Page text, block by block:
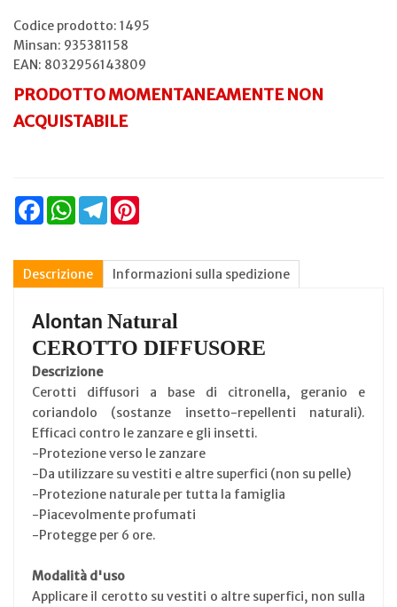
Codice prodotto: 1495
Minsan: 935381158
EAN: 8032956143809
PRODOTTO MOMENTANEAMENTE NON
ACQUISTABILE
FacebookWhatsAppTelegram
Descrizione Informazioni sulla spedizione
Alontan Natural
CEROTTO DIFFUSORE
Descrizione
Cerotti diffusori a base di citronella, geranio e
coriandolo (sostanze insetto-repellenti naturali).
Efficaci contro le zanzare e gli insetti.
-Protezione verso le zanzare
-Da utilizzare su vestiti e altre superfici (non su pelle)
-Protezione naturale per tutta la famiglia
-Piacevolmente profumati
-Protegge per 6 ore.
Modalità d'uso
Applicare il cerotto su vestiti o altre superfici, non sulla